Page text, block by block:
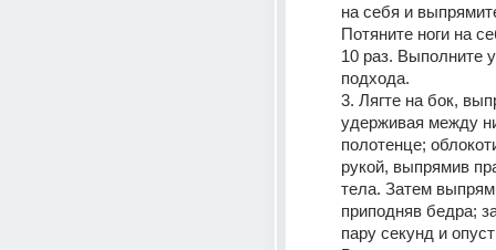
на себя и
Потяните ноги на
10 раз. Выполните
подхода.
3. Лягте на бок,
удерживая между
полотенце;
рукой, выпрямив
тела. Затем
приподняв бедра;
пару секунд и